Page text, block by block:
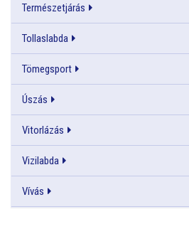
Természetjárás
Tollaslabda
Tömegsport
Úszás
Vitorlázás
Vizilabda
Vívás